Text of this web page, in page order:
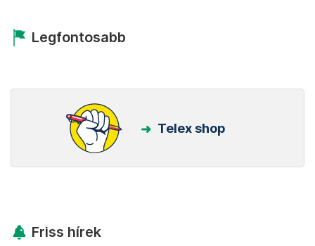
Legfontosabb
Telex shop
Friss hírek